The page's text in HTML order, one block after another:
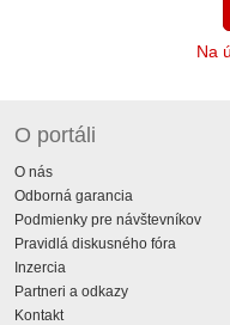
Na
O portáli
O nás
Odborná garancia
Podmienky pre návštevníkov
Pravidlá diskusného fóra
Inzercia
Partneri a odkazy
Kontakt